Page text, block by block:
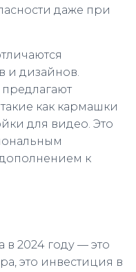
даже при
и дизайнов.
как кармашки
для видео. Это
к
в 2024 году — это
это инвестиция в